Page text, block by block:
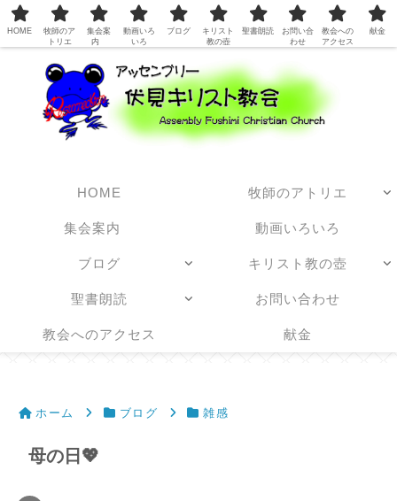
日本アッセンブリーズ・オブ・ゴッド教団
HOME 牧師のアトリエ
集会案内 動画いろいろ
ブログ キリスト教の壺
聖書朗読 お問い合わせ
教会へのアクセス 献金
ホーム ブログ 雑感
母の日💖
HOME
牧師のア
トリエ
集会案
内
動画いろ
いろ
ブログ
キリスト
教の壺
聖書朗読
お問い合
わせ
教会への
アクセス
献金